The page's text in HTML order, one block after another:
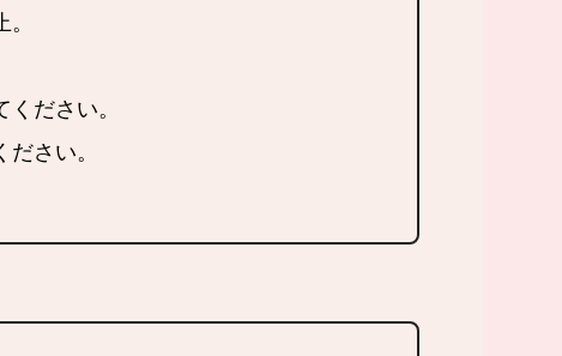
ださい。
さい。